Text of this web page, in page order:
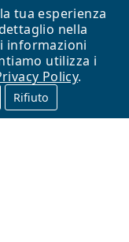
tua esperienza
nella
informazioni
utilizza i
Policy.
Rifiuto
Repubblica Ceca.
Partita IVA: CZ26104784
all'inizio
che ne detiene la
18 anni!